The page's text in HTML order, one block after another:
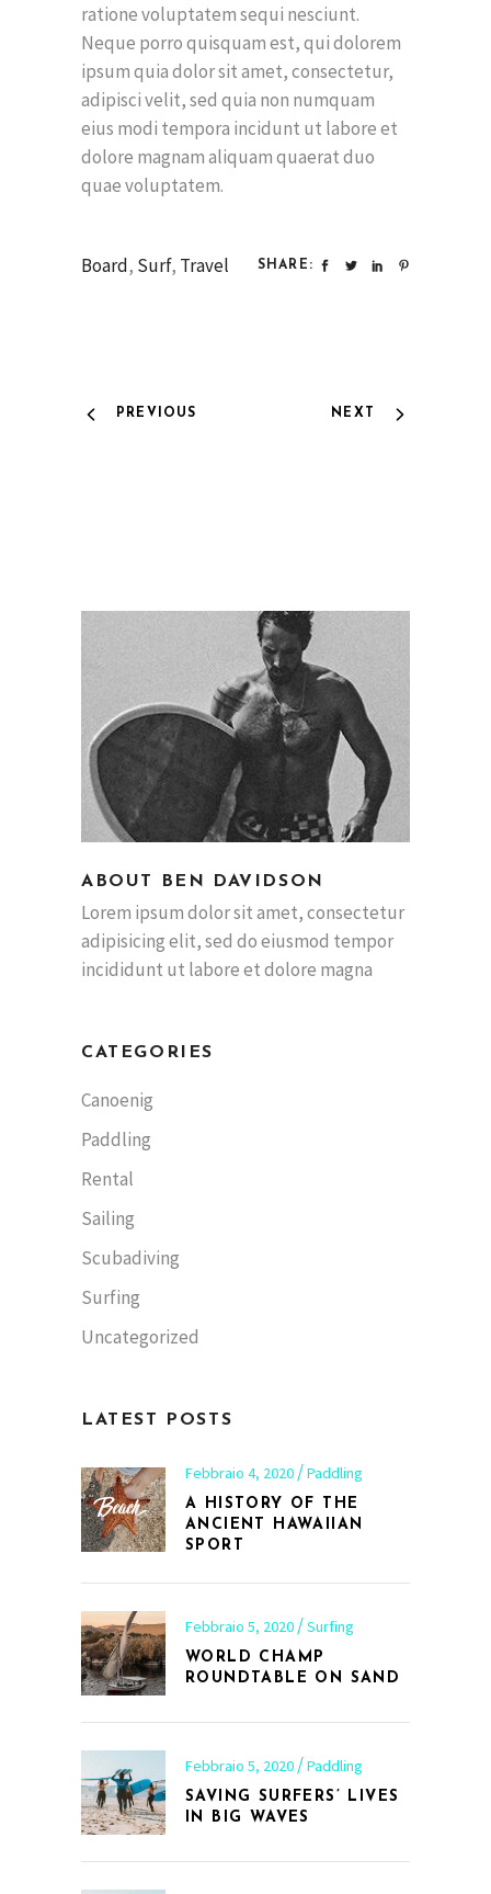
ratione voluptatem sequi nesciunt.
Neque porro quisquam est, qui dolorem
ipsum quia dolor sit amet, consectetur,
adipisci velit, sed quia non numquam
eius modi tempora incidunt ut labore et
dolore magnam aliquam quaerat duo
quae voluptatem.
Board, Surf, Travel SHARE:
PREVIOUS NEXT
ABOUT BEN DAVIDSON
Lorem ipsum dolor sit amet, consectetur
adipisicing elit, sed do eiusmod tempor
incididunt ut labore et dolore magna
CATEGORIES
Canoenig
Paddling
Rental
Sailing
Scubadiving
Surfing
Uncategorized
LATEST POSTS
Febbraio 4, 2020 Paddling
A HISTORY OF THE
ANCIENT HAWAIIAN
SPORT
Febbraio 5, 2020 Surfing
WORLD CHAMP
ROUNDTABLE ON SAND
Febbraio 5, 2020 Paddling
SAVING SURFERS’ LIVES
IN BIG WAVES